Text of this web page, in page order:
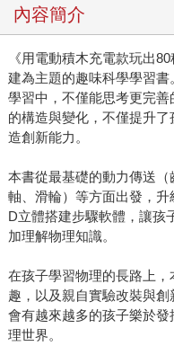
內容簡介
《用電動積木充電款玩出
建為主題的趣味科學學習
學習中，不僅能思考更完
的構造與變化，不僅提升
造創新能力。
本書從最基礎的動力傳送
軸、滑輪）等方面出發，
D立體搭建步驟軟體，讓孩
加理解物理知識。
在孩子學習物理的長路上
趣，以及親自實驗改裝與創
會有越來越多的孩子樂於
理世界。